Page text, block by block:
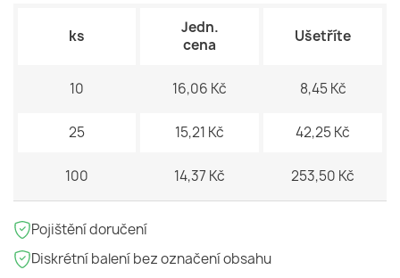
ks
Jedn.
cena
Ušetříte
10 16,06 Kč 8,45 Kč
25 15,21 Kč 42,25 Kč
100 14,37 Kč 253,50 Kč
Pojištění doručení
Diskrétní balení bez označení obsahu